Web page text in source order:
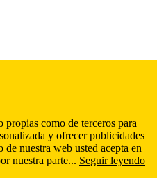
como de terceros para
y ofrecer publicidades
de nuestra web usted acepta en
nuestra parte... Seguir leyendo